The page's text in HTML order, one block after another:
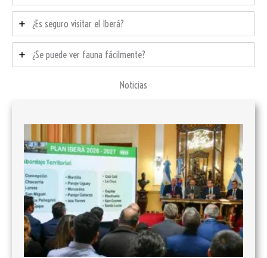
¿Es seguro visitar el Iberá?
¿Se puede ver fauna fácilmente?
Noticias